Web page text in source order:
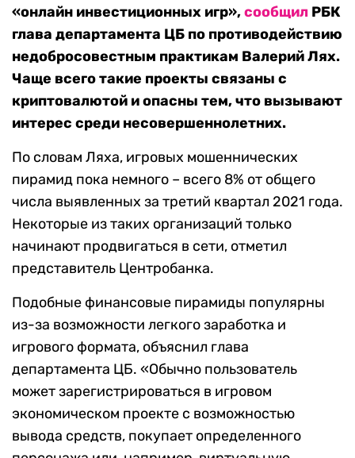
«онлайн инвестиционных игр»,сообщил РБК
глава департамента ЦБ по противодействию
недобросовестным практикам Валерий Лях.
Чаще всего такие проекты связаны с
криптовалютой и опасны тем, что вызывают
интерес среди несовершеннолетних.
По словам Ляха, игровых мошеннических
пирамид пока немного – всего 8% от общего
числа выявленных за третий квартал 2021 года.
Некоторые из таких организаций только
начинают продвигаться в сети, отметил
представитель Центробанка.
Подобные финансовые пирамиды популярны
из-за возможности легкого заработка и
игрового формата, объяснил глава
департамента ЦБ. «Обычно пользователь
может зарегистрироваться в игровом
экономическом проекте с возможностью
вывода средств, покупает определенного